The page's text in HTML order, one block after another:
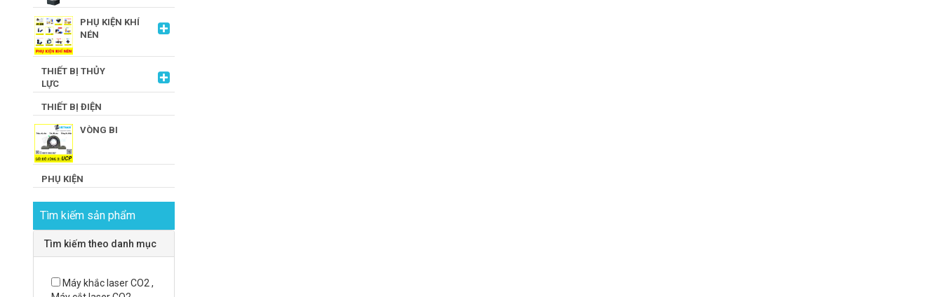
PHỤ KIỆN KHÍ
NÉN
THIẾT BỊ THỦY
LỰC
THIẾT BỊ ĐIỆN
VÒNG BI
PHỤ KIỆN
Tìm kiếm sản phẩm
Tìm kiếm theo danh mục
Máy khắc laser CO2 ,